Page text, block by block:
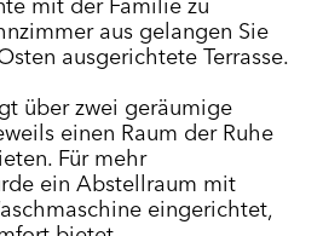
aus gelangen Sie
ausgerichtete Terrasse.
über zwei geräumige
einen Raum der Ruhe
Für mehr
ein Abstellraum mit
eingerichtet,